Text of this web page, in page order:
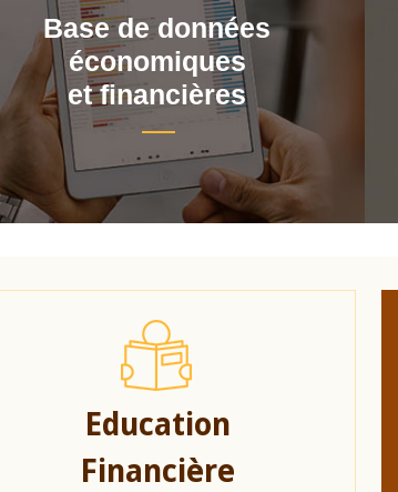
Base de données
économiques
et financières
Education
Financière